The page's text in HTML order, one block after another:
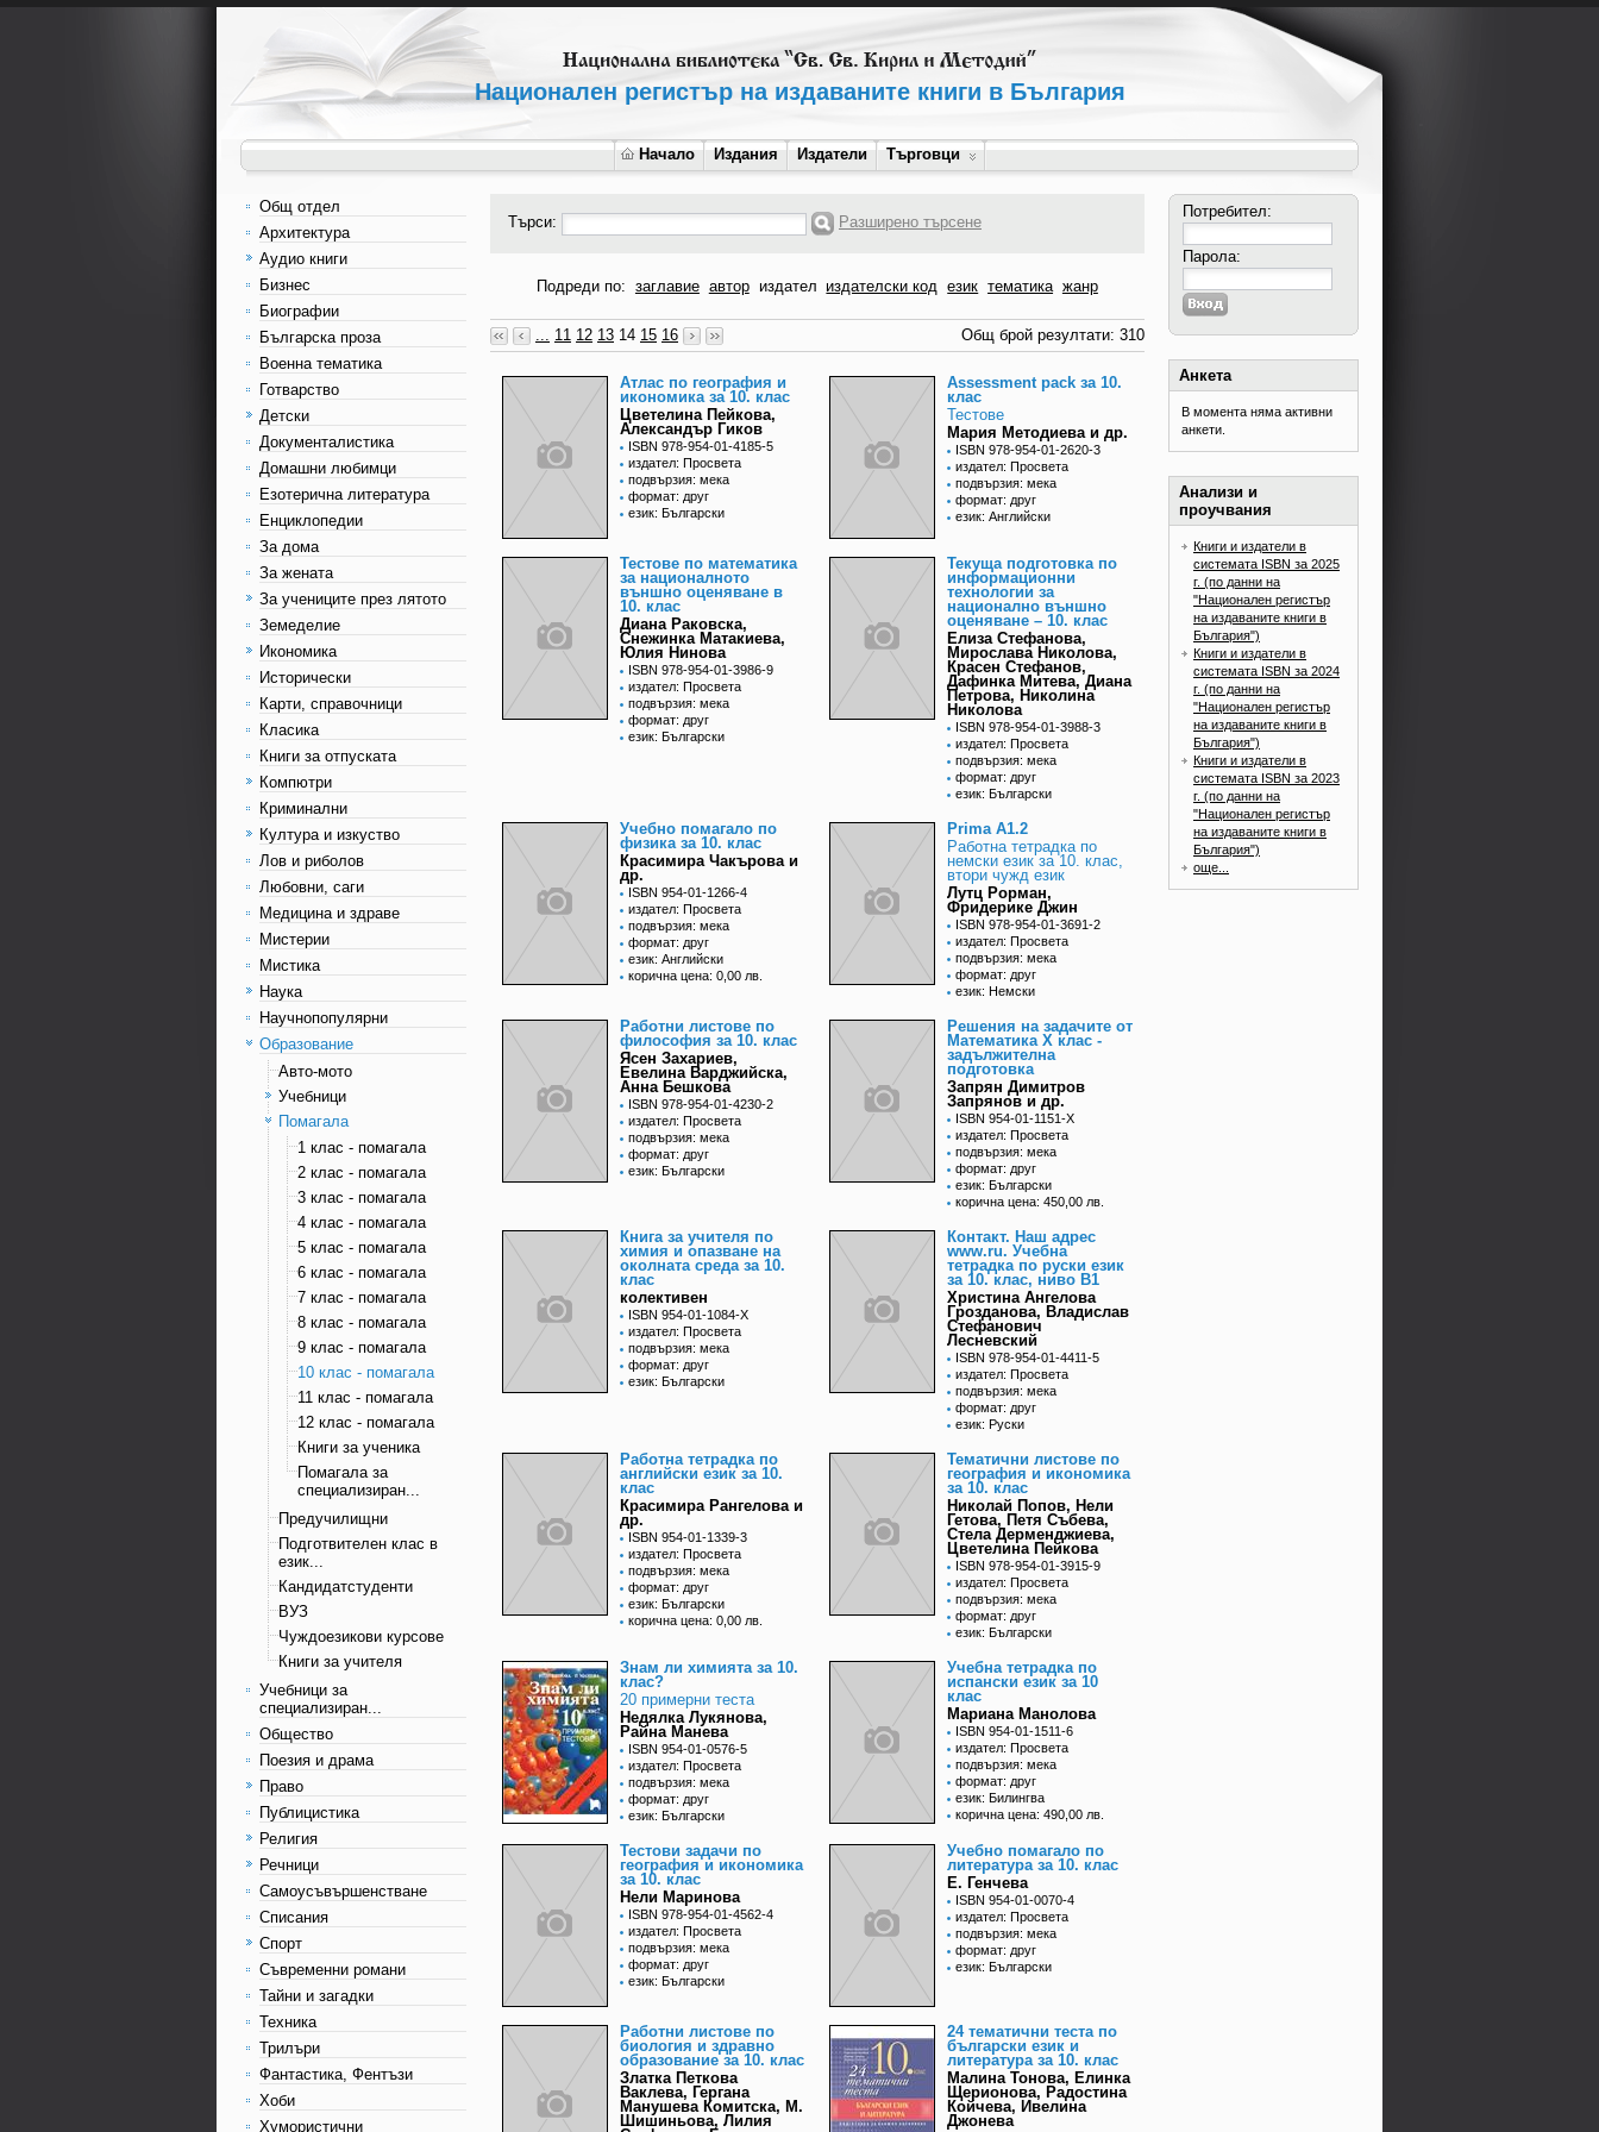
Национален регистър на издаваните книги в България
Начало Издания Издатели Търговци
Общ отдел
Архитектура
Аудио книги
Бизнес
Биографии
Българска проза
Военна тематика
Готварство
Детски
Документалистика
Домашни любимци
Езотерична литература
Енциклопедии
За дома
За жената
За учениците през лятото
Земеделие
Икономика
Исторически
Карти, справочници
Класика
Книги за отпуската
Компютри
Криминални
Култура и изкуство
Лов и риболов
Любовни, саги
Медицина и здраве
Мистерии
Мистика
Наука
Научнопопулярни
Образование
Авто-мото
Учебници
Помагала
1 клас - помагала
2 клас - помагала
3 клас - помагала
4 клас - помагала
5 клас - помагала
6 клас - помагала
7 клас - помагала
8 клас - помагала
9 клас - помагала
10 клас - помагала
11 клас - помагала
12 клас - помагала
Книги за ученика
Помагала за
специализиран...
Предучилищни
Подготвителен клас в
език...
Кандидатстуденти
ВУЗ
Чуждоезикови курсове
Книги за учителя
Учебници за
специализиран...
Общество
Поезия и драма
Право
Публицистика
Религия
Речници
Самоусъвършенстване
Списания
Спорт
Съвременни романи
Тайни и загадки
Техника
Трилъри
Фантастика, Фентъзи
Хоби
Хумористични
Търси: Разширено търсене
Подреди по: заглавие автор издател издателски код език тематика жанр
... 11 12 13 14 15 16 Общ брой резултати: 310
Атлас по география и
икономика за 10. клас
Цветелина Пейкова,
Александър Гиков
ISBN 978-954-01-4185-5
издател: Просвета
подвързия: мека
формат: друг
език: Български
Assessment pack за 10.
клас
Тестове
Мария Методиева и др.
ISBN 978-954-01-2620-3
издател: Просвета
подвързия: мека
формат: друг
език: Английски
Тестове по математика
за националното
външно оценяване в
10. клас
Диана Раковска,
Снежинка Матакиева,
Юлия Нинова
ISBN 978-954-01-3986-9
издател: Просвета
подвързия: мека
формат: друг
език: Български
Текуща подготовка по
информационни
технологии за
национално външно
оценяване – 10. клас
Елиза Стефанова,
Мирослава Николова,
Красен Стефанов,
Дафинка Митева, Диана
Петрова, Николина
Николова
ISBN 978-954-01-3988-3
издател: Просвета
подвързия: мека
формат: друг
език: Български
Учебно помагало по
физика за 10. клас
Красимира Чакърова и
др.
ISBN 954-01-1266-4
издател: Просвета
подвързия: мека
формат: друг
език: Английски
корична цена: 0,00 лв.
Prima A1.2
Работна тетрадка по
немски език за 10. клас,
втори чужд език
Лутц Рорман,
Фридерике Джин
ISBN 978-954-01-3691-2
издател: Просвета
подвързия: мека
формат: друг
език: Немски
Работни листове по
философия за 10. клас
Ясен Захариев,
Евелина Варджийска,
Анна Бешкова
ISBN 978-954-01-4230-2
издател: Просвета
подвързия: мека
формат: друг
език: Български
Решения на задачите от
Математика X клас -
задължителна
подготовка
Запрян Димитров
Запрянов и др.
ISBN 954-01-1151-X
издател: Просвета
подвързия: мека
формат: друг
език: Български
корична цена: 450,00 лв.
Книга за учителя по
химия и опазване на
околната среда за 10.
клас
колективен
ISBN 954-01-1084-X
издател: Просвета
подвързия: мека
формат: друг
език: Български
Контакт. Наш адрес
www.ru. Учебна
тетрадка по руски език
за 10. клас, ниво В1
Христина Ангелова
Грозданова, Владислав
Стефанович
Лесневский
ISBN 978-954-01-4411-5
издател: Просвета
подвързия: мека
формат: друг
език: Руски
Работна тетрадка по
английски език за 10.
клас
Красимира Рангелова и
др.
ISBN 954-01-1339-3
издател: Просвета
подвързия: мека
формат: друг
език: Български
корична цена: 0,00 лв.
Тематични листове по
география и икономика
за 10. клас
Николай Попов, Нели
Гетова, Петя Събева,
Стела Дерменджиева,
Цветелина Пейкова
ISBN 978-954-01-3915-9
издател: Просвета
подвързия: мека
формат: друг
език: Български
Знам ли химията за 10.
клас?
20 примерни теста
Недялка Лукянова,
Райна Манева
ISBN 954-01-0576-5
издател: Просвета
подвързия: мека
формат: друг
език: Български
Учебна тетрадка по
испански език за 10
клас
Мариана Манолова
ISBN 954-01-1511-6
издател: Просвета
подвързия: мека
формат: друг
език: Билингва
корична цена: 490,00 лв.
Тестови задачи по
география и икономика
за 10. клас
Нели Маринова
ISBN 978-954-01-4562-4
издател: Просвета
подвързия: мека
формат: друг
език: Български
Учебно помагало по
литература за 10. клас
Е. Генчева
ISBN 954-01-0070-4
издател: Просвета
подвързия: мека
формат: друг
език: Български
Работни листове по
биология и здравно
образование за 10. клас
Златка Петкова
Ваклева, Гергана
Манушева Комитска, М.
Шишиньова, Лилия
24 тематични теста по
български език и
литература за 10. клас
Малина Тонова, Елинка
Щерионова, Радостина
Койчева, Ивелина
Джонева
Потребител:
Парола:
Анкета
В момента няма активни
анкети.
Анализи и
проучвания
Книги и издатели в
системата ISBN за 2025
г. (по данни на
"Национален регистър
на издаваните книги в
България")
Книги и издатели в
системата ISBN за 2024
г. (по данни на
"Национален регистър
на издаваните книги в
България")
Книги и издатели в
системата ISBN за 2023
г. (по данни на
"Национален регистър
на издаваните книги в
България")
още...